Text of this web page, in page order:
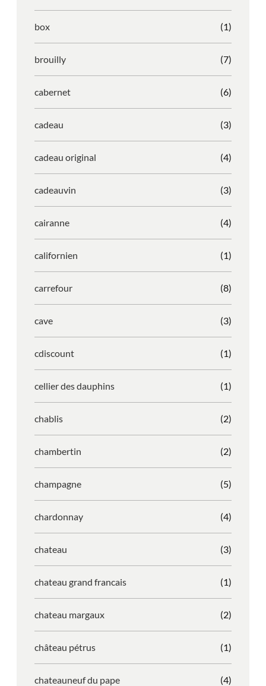
box (1)
brouilly (7)
cabernet (6)
cadeau (3)
cadeau original (4)
cadeauvin (3)
cairanne (4)
californien (1)
carrefour (8)
cave (3)
cdiscount (1)
cellier des dauphins (1)
chablis (2)
chambertin (2)
champagne (5)
chardonnay (4)
chateau (3)
chateau grand francais (1)
chateau margaux (2)
château pétrus (1)
chateauneuf du pape (4)